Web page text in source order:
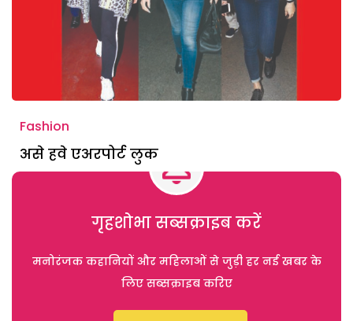
Fashion
असे हवे एअरपोर्ट लुक
गृहशोभा सब्सक्राइब करें
मनोरंजक कहानियों और महिलाओं से जुड़ी हर नई खबर के
लिए सब्सक्राइब करिए